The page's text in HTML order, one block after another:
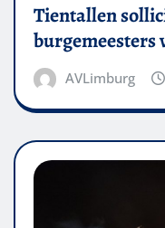
Tientallen
burgemeesters
AVLimburg